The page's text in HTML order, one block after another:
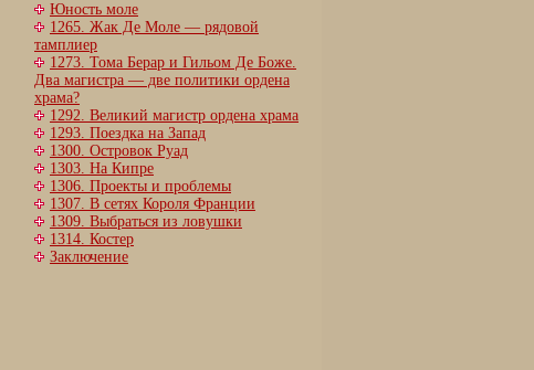
Юность моле
1265. Жак Де Моле — рядовой
тамплиер
1273. Тома Берар и Гильом Де Боже.
Два магистра — две политики ордена
храма?
1292. Великий магистр ордена храма
1293. Поездка на Запад
1300. Островок Руад
1303. На Кипре
1306. Проекты и проблемы
1307. В сетях Короля Франции
1309. Выбраться из ловушки
1314. Костер
Заключение